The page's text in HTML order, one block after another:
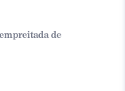
de